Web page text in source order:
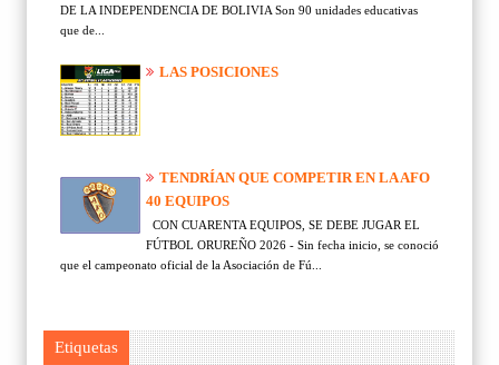
DE LA INDEPENDENCIA DE BOLIVIA Son 90 unidades educativas
que de...
LAS POSICIONES
TENDRÍAN QUE COMPETIR EN LA AFO
40 EQUIPOS
CON CUARENTA EQUIPOS, SE DEBE JUGAR EL
FÚTBOL ORUREÑO 2026 - Sin fecha inicio, se conoció
que el campeonato oficial de la Asociación de Fú...
Etiquetas